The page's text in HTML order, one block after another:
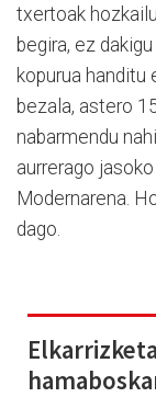
txertoak
begira, ez
kopurua handitu
bezala, astero
nabarmendu
aurrerago
Modernarena.
dago.